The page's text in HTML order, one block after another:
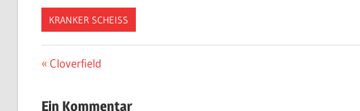
KRANKER SCHEISS
Beitragsnavigation
Vorheriger
Cloverfield
Ein Kommentar